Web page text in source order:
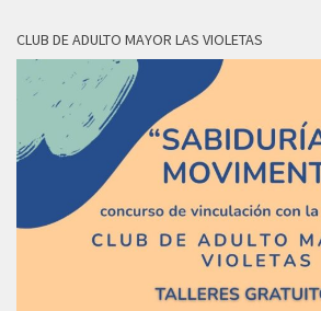
CLUB DE ADULTO MAYOR LAS VIOLETAS